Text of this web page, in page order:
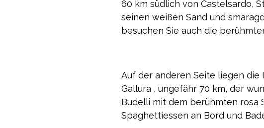
60 km südlich von Castelsardo,
seinen weißen Sand und
besuchen Sie auch die
Auf der anderen Seite liegen die
Gallura , ungefähr 70 km, der
Budelli mit dem berühmten rosa
Spaghettiessen an Bord und